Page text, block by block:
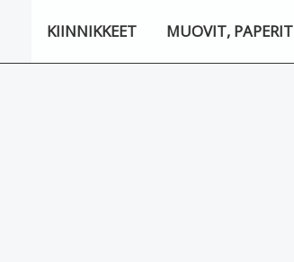
KIINNIKKEET MUOVIT, PAPERIT